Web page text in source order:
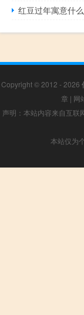
红豆过年寓意什么
Copyright © 2012 - 2026
章 | 网
声明：本站内容来自互联
本站仅为